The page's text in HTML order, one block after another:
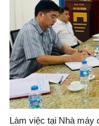
Làm việc tại Nhà máy chế biến